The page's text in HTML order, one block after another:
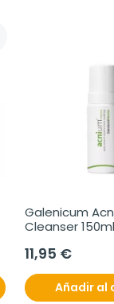
Galenicum
Cleanser 150ml
11,95 €
Añadir al